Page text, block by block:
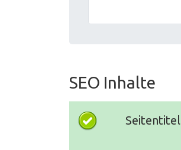
SEO Inhalte
Seitentitel